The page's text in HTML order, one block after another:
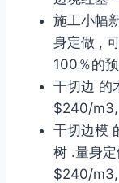
施工小幅
身定做 ,
100％的预
干切边 的
$240/m3,
干切边模
树 .量身
$240/m3,